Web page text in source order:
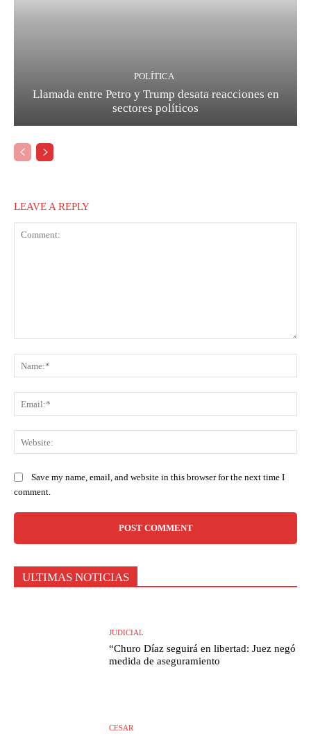
POLÍTICA
Llamada entre Petro y Trump desata reacciones en
sectores políticos
LEAVE A REPLY
Save my name, email, and website in this browser for the next time I
comment.
ULTIMAS NOTICIAS
JUDICIAL
“Churo Díaz seguirá en libertad: Juez negó
medida de aseguramiento
CESAR